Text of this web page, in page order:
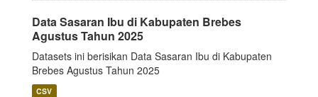
Data Sasaran Ibu di Kabupaten Brebes
Agustus Tahun 2025
Datasets ini berisikan Data Sasaran Ibu di Kabupaten
Brebes Agustus Tahun 2025
CSV